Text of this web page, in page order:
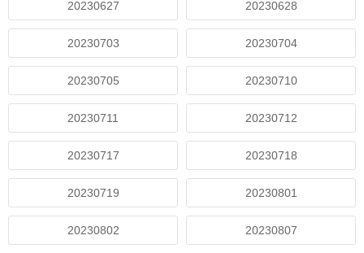
20230627 20230628
20230703 20230704
20230705 20230710
20230711 20230712
20230717 20230718
20230719 20230801
20230802 20230807